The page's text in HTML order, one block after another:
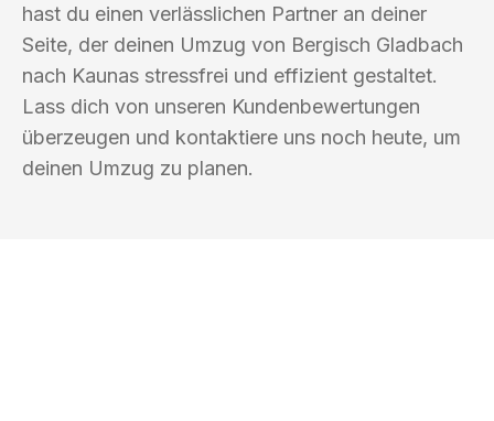
hast du einen verlässlichen Partner an deiner
Seite, der deinen Umzug von Bergisch Gladbach
nach Kaunas stressfrei und effizient gestaltet.
Lass dich von unseren Kundenbewertungen
überzeugen und kontaktiere uns noch heute, um
deinen Umzug zu planen.